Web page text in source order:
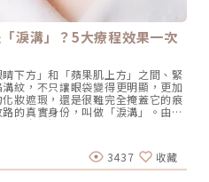
兩個小時，當成是給自己好好呼吸
極高的空間，媲美五星級飯店、彷彿
他們可以好好釋放壓力。舒適隱密
這裡當成可以喘息、放鬆的空間，
科提供全民「瘋」體雕，芯漾率
，楊心怡院長很清楚各種療程推陳
個週期，有的甚至更短。「大家都
任性來形容，毫不誇張的說，診所
一棟房子了！但不管引進任何儀
性。像她引進最近因為體雕盛行，
NEO熱磁減脂時，就特別注重實
後，發現自己在上運動教練課時，
淚溝」？5大療程效果一次
下方」和「蘋果肌上方」之間、緊
紋，不只讓眼袋變得更明顯，更加
妝遮瑕，還是很難完全掩蓋它的痕
的真實身份，叫做「淚溝」。由於
把它誤認成「眼袋」，但如果你直
到理想的治療效果。那該如何分辨
妥善消除淚溝？本文將深入探討淚
療程，幫助你擺脫淚溝的糾纏，重
淚溝」？二者差異一次看明白！很
3437 收藏